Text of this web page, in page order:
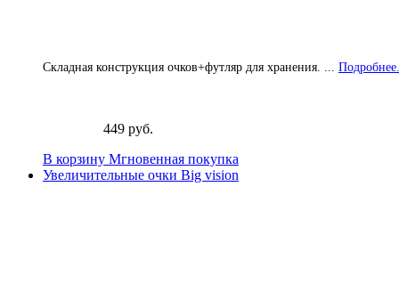
Складная конструкция очков+футляр для хранения. ...
449 руб.
В корзину Мгновенная покупка
Увеличительные очки Big vision